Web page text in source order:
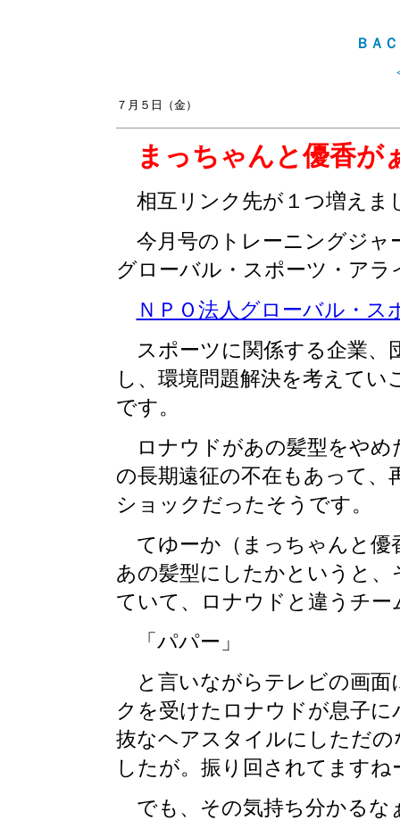
ＢＡ
７月５日（金）
まっちゃんと優香が
相互リンク先が１つ増えま
今月号のトレーニングジャ
グローバル・スポーツ・アラ
ＮＰＯ法人グローバル・
スポーツに関係する企業、
し、環境問題解決を考えて
です。
ロナウドがあの髪型をやめ
の長期遠征の不在もあって
ショックだったそうです。
てゆーか（まっちゃんと優
あの髪型にしたかというと
ていて、ロナウドと違うチー
「パパー」
と言いながらテレビの画面
クを受けたロナウドが息子
抜なヘアスタイルにしただ
したが。振り回されてますね
でも、その気持ち分かるな